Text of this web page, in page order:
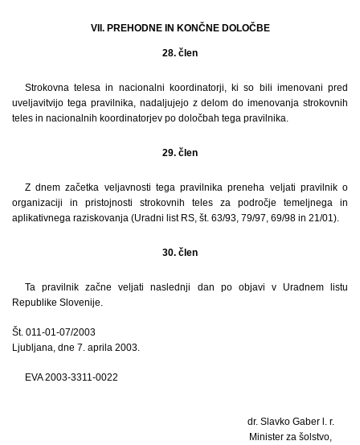
VII. PREHODNE IN KONČNE DOLOČBE
28. člen
Strokovna telesa in nacionalni koordinatorji, ki so bili imenovani pred
uveljavitvijo tega pravilnika, nadaljujejo z delom do imenovanja strokovnih
teles in nacionalnih koordinatorjev po določbah tega pravilnika.
29. člen
Z dnem začetka veljavnosti tega pravilnika preneha veljati pravilnik o
organizaciji in pristojnosti strokovnih teles za področje temeljnega in
aplikativnega raziskovanja (Uradni list RS, št. 63/93, 79/97, 69/98 in 21/01).
30. člen
Ta pravilnik začne veljati naslednji dan po objavi v Uradnem listu
Republike Slovenije.
Št. 011-01-07/2003
Ljubljana, dne 7. aprila 2003.
EVA 2003-3311-0022
dr. Slavko Gaber l. r.
Minister za šolstvo,